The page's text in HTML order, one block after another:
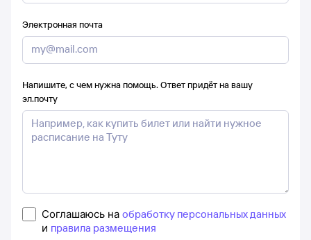
Электронная почта
Напишите, с чем нужна помощь. Ответ придёт на вашу
эл.почту
Соглашаюсь на обработку персональных данных
и правила размещения